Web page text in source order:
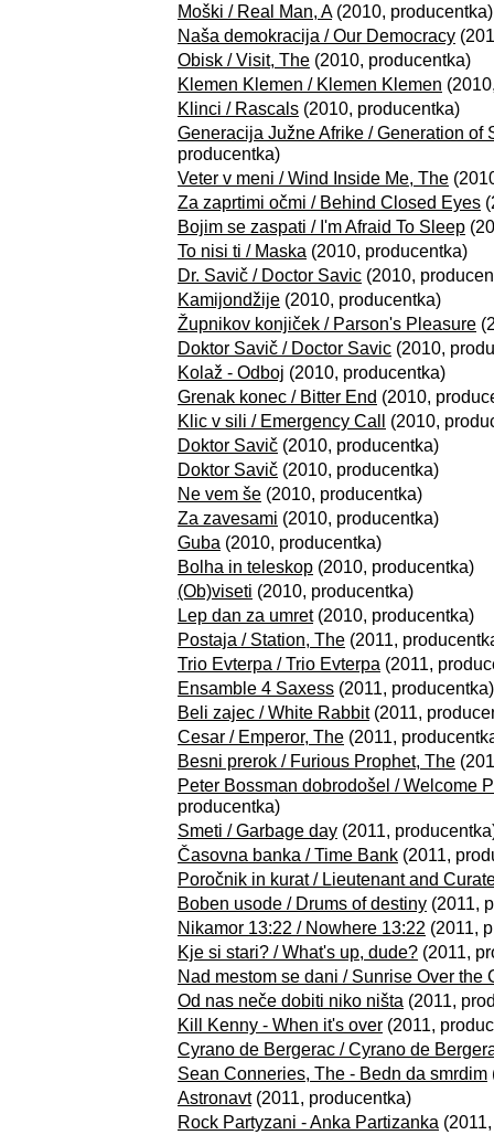
Moški / Real Man, A(2010, producentka)
Naša demokracija / Our Democracy
Obisk / Visit, The (2010, producentka)
Klemen Klemen / Klemen Klemen
Klinci / Rascals (2010, producentka)
Generacija Južne Afrike / Generation of
producentka)
Veter v meni / Wind Inside Me, The
Za zaprtimi očmi / Behind Closed Eyes
Bojim se zaspati / I'm Afraid To Sleep
To nisi ti / Maska (2010, producentka)
Dr. Savič / Doctor Savic (2010,
Kamijondžije (2010, producentka)
Župnikov konjiček / Parson's Pleasure
Doktor Savič / Doctor Savic (2010,
Kolaž - Odboj (2010, producentka)
Grenak konec / Bitter End (2010,
Klic v sili / Emergency Call
(2010,
Doktor Savič (2010, producentka)
Doktor Savič (2010, producentka)
Ne vem še (2010, producentka)
Za zavesami (2010, producentka)
Guba (2010, producentka)
Bolha in teleskop (2010, producentka)
(Ob)viseti (2010, producentka)
Lep dan za umret(2010, producentka)
Postaja / Station, The (2011,
Trio Evterpa / Trio Evterpa (2011,
Ensamble 4 Saxess (2011, producentka)
Beli zajec / White Rabbit(2011,
Cesar / Emperor, The (2011,
Besni prerok / Furious Prophet, The
Peter Bossman dobrodošel / Welcome
producentka)
Smeti / Garbage day (2011,
Časovna banka / Time Bank (2011,
Poročnik in kurat / Lieutenant and
Boben usode / Drums of destiny (2011,
Nikamor 13:22 / Nowhere 13:22 (2011,
Kje si stari? / What's up, dude? (2011,
Nad mestom se dani / Sunrise Over the
Od nas neče dobiti niko ništa (2011,
Kill Kenny - When it's over (2011,
Cyrano de Bergerac / Cyrano de
Sean Conneries, The - Bedn da smrdim
Astronavt(2011, producentka)
Rock Partyzani - Anka Partizanka